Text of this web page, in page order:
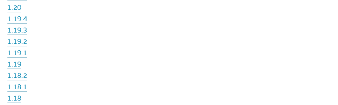
1.20
1.19.4
1.19.3
1.19.2
1.19.1
1.19
1.18.2
1.18.1
1.18